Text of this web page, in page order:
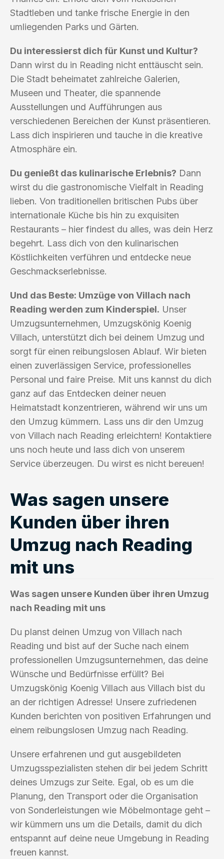
Stadtleben und tanke frische Energie in den
umliegenden Parks und Gärten.
Du interessierst dich für Kunst und Kultur?
Dann wirst du in Reading nicht enttäuscht sein.
Die Stadt beheimatet zahlreiche Galerien,
Museen und Theater, die spannende
Ausstellungen und Aufführungen aus
verschiedenen Bereichen der Kunst präsentieren.
Lass dich inspirieren und tauche in die kreative
Atmosphäre ein.
Du genießt das kulinarische Erlebnis? Dann
wirst du die gastronomische Vielfalt in Reading
lieben. Von traditionellen britischen Pubs über
internationale Küche bis hin zu exquisiten
Restaurants – hier findest du alles, was dein Herz
begehrt. Lass dich von den kulinarischen
Köstlichkeiten verführen und entdecke neue
Geschmackserlebnisse.
Und das Beste: Umzüge von Villach nach
Reading werden zum Kinderspiel. Unser
Umzugsunternehmen, Umzugskönig Koenig
Villach, unterstützt dich bei deinem Umzug und
sorgt für einen reibungslosen Ablauf. Wir bieten
einen zuverlässigen Service, professionelles
Personal und faire Preise. Mit uns kannst du dich
ganz auf das Entdecken deiner neuen
Heimatstadt konzentrieren, während wir uns um
den Umzug kümmern. Lass uns dir den Umzug
von Villach nach Reading erleichtern! Kontaktiere
uns noch heute und lass dich von unserem
Service überzeugen. Du wirst es nicht bereuen!
Was sagen unsere
Kunden über ihren
Umzug nach Reading
mit uns
Was sagen unsere Kunden über ihren Umzug
nach Reading mit uns
Du planst deinen Umzug von Villach nach
Reading und bist auf der Suche nach einem
professionellen Umzugsunternehmen, das deine
Wünsche und Bedürfnisse erfüllt? Bei
Umzugskönig Koenig Villach aus Villach bist du
an der richtigen Adresse! Unsere zufriedenen
Kunden berichten von positiven Erfahrungen und
einem reibungslosen Umzug nach Reading.
Unsere erfahrenen und gut ausgebildeten
Umzugsspezialisten stehen dir bei jedem Schritt
deines Umzugs zur Seite. Egal, ob es um die
Planung, den Transport oder die Organisation
von Sonderleistungen wie Möbelmontage geht –
wir kümmern uns um die Details, damit du dich
entspannt auf deine neue Umgebung in Reading
freuen kannst.